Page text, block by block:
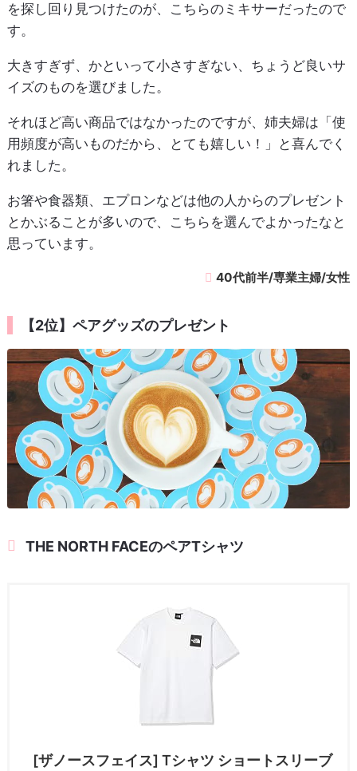
を探し回り見つけたのが、こちらのミキサーだったので
す。
大きすぎず、かといって小さすぎない、ちょうど良いサ
イズのものを選びました。
それほど高い商品ではなかったのですが、姉夫婦は「使
用頻度が高いものだから、とても嬉しい！」と喜んでく
れました。
お箸や食器類、エプロンなどは他の人からのプレゼント
とかぶることが多いので、こちらを選んでよかったなと
思っています。
40代前半/専業主婦/女性
【2位】ペアグッズのプレゼント
THE NORTH FACEのペアTシャツ
[ザノースフェイス] Tシャツ ショートスリーブ